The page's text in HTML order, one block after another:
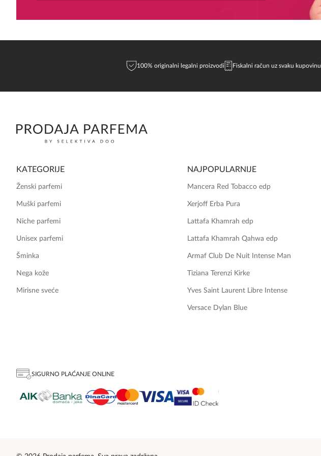
100% originalni legalni proizvodi Fiskalni račun uz svaku kupovinu
KATEGORIJE
Ženski parfemi
Muški parfemi
Niche parfemi
Unisex parfemi
Šminka
Nega kože
Mirisne sveće
NAJPOPULARNIJE
Mancera Red Tobacco edp
Xerjoff Erba Pura
Lattafa Khamrah edp
Lattafa Khamrah Qahwa edp
Armaf Club De Nuit Intense Man
Tiziana Terenzi Kirke
Yves Saint Laurent Libre Intense
Versace Dylan Blue
SIGURNO PLAĆANJE ONLINE